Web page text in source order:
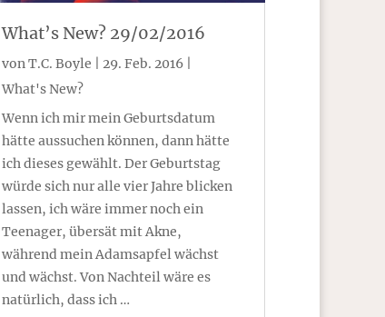
What’s New? 29/02/2016
vonT.C. Boyle 29. Feb. 2016|
What's New?
Wenn ich mir mein Geburtsdatum
hätte aussuchen können, dann hätte
ich dieses gewählt. Der Geburtstag
würde sich nur alle vier Jahre blicken
lassen, ich wäre immer noch ein
Teenager, übersät mit Akne,
während mein Adamsapfel wächst
und wächst. Von Nachteil wäre es
natürlich, dass ich …